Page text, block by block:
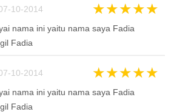
10-2014 ★★★★★
nama ini yaitu nama saya Fadia
Fadia
10-2014 ★★★★★
nama ini yaitu nama saya Fadia
Fadia